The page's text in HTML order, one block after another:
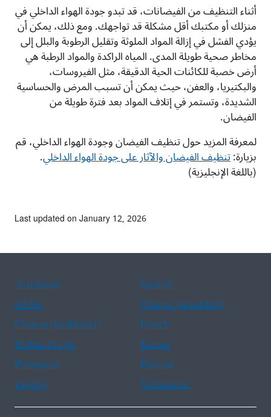
أثناء التنظيف من الفيضانات، قد تبدو جودة الهواء الداخلي في
منزلك أو مكتبك أقل مشكلة قد تواجهك. ومع ذلك، يمكن أن
يؤدي الفشل في إزالة المواد الملوثة وتقليل الرطوبة والبلل إلى
مخاطر صحية طويلة المدى. المياه الراكدة والمواد الرطبة هي
أرض خصبة للكائنات الحية الدقيقة، مثل الفيروسات،
والبكتيريا، والعفن، حيث يمكن أن تسبب المرض والحساسية
الشديدة، وتستمر في إتلاف المواد بعد فترة طويلة من
الفيضان.
لمعرفة المزيد حول تنظيف الفيضان وجودة الهواء الداخلي، قم
بزيارة:تنظيف الفيضان والآثار على جودة الهواء الداخلي.
(باللغة الإنجليزية)
Last updated on January 12, 2026
Assistance
Spanish
Arabic
Chinese (simplified)
Chinese (traditional)
French
Haitian Creole
Korean
Portuguese
Russian
Tagalog
Vietnamese